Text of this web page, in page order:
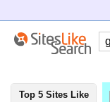
Top 5 Sites Like